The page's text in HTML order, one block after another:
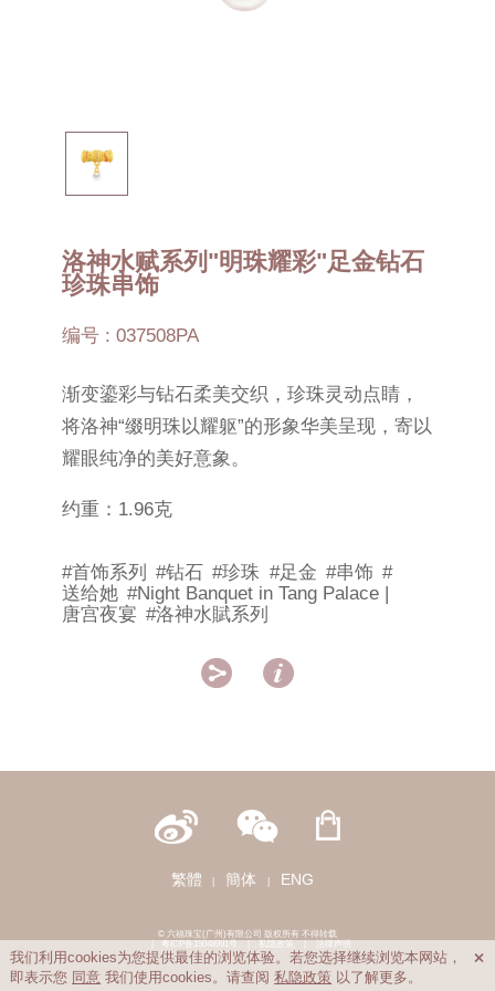
洛神水赋系列"明珠耀彩"足金钻石
珍珠串饰
编号 : 037508PA
渐变鎏彩与钻石柔美交织，珍珠灵动点睛，
将洛神“缀明珠以耀躯”的形象华美呈现，寄以
耀眼纯净的美好意象。
约重：1.96克
#首饰系列 #钻石 #珍珠 #足金 #串饰 #
送给她 #Night Banquet in Tang Palace |
唐宫夜宴 #洛神水賦系列
 
繁體 簡体 ENG
© 六福珠宝(广州)有限公司 版权所有 不得转载
|
粤ICP备15048991号 | 私隐政策 | 法律声明
我们利用cookies为您提供最佳的浏览体验。若您选择继续浏览本网站，
即表示您 同意 我们使用cookies。请查阅私隐政策 以了解更多。
